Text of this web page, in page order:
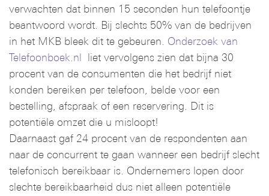
verwachten dat binnen 15 seconden hun telefoontje
beantwoord wordt. Bij slechts 50% van de bedrijven
in het MKB bleek dit te gebeuren. Onderzoek van
Telefoonboek.nl liet vervolgens zien dat bijna 30
procent van de consumenten die het bedrijf niet
konden bereiken per telefoon, belde voor een
bestelling, afspraak of een reservering. Dit is
potentiële omzet die u misloopt!
Daarnaast gaf 24 procent van de respondenten aan
naar de concurrent te gaan wanneer een bedrijf slecht
telefonisch bereikbaar is. Ondernemers lopen door
slechte bereikbaarheid dus niet alleen potentiële